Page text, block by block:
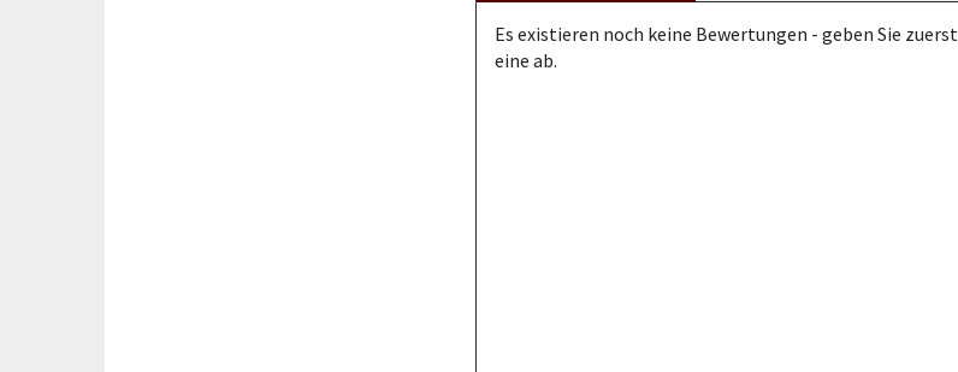
Es existieren noch keine Bewertungen - geben Sie zuerst
eine ab.